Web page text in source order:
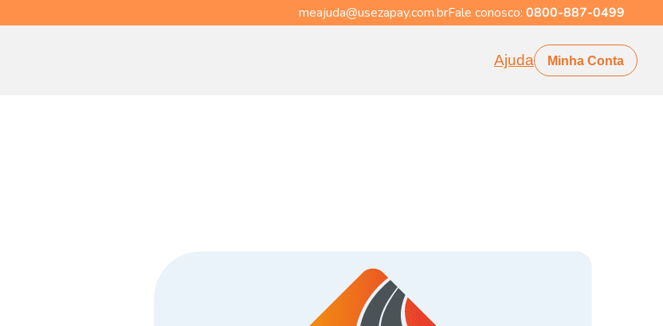
meajuda@usezapay.com.brFale conosco: 0800-887-0499
Ajuda Minha Conta